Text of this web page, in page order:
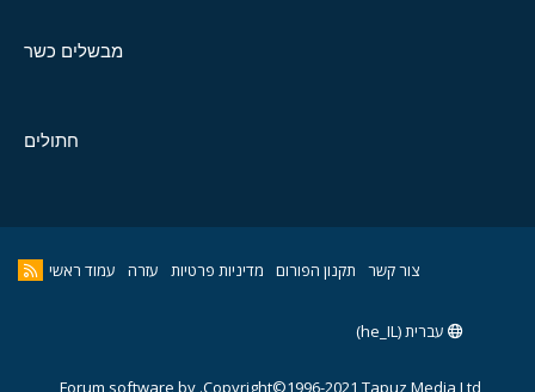
מבשלים כשר
חתולים
צור קשר תקנון הפורום מדיניות פרטיות עזרה עמוד ראשי
עברית (he_IL)
Copyright©1996-2021,Tapuz Media Ltd.
Forum software by